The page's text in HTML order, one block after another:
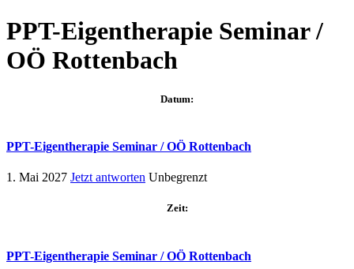
PPT-Eigentherapie Seminar /
OÖ Rottenbach
Datum:
PPT-Eigentherapie Seminar / OÖ Rottenbach
1. Mai 2027 Jetzt antworten Unbegrenzt
Zeit:
PPT-Eigentherapie Seminar / OÖ Rottenbach